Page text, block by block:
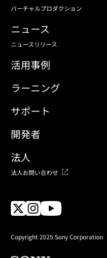
バーチャルプロダクション
ニュース
ニュースリリース
活用事例
ラーニング
サポート
開発者
法人
法人お問い合わせ
Copyright 2025 Sony Corporation